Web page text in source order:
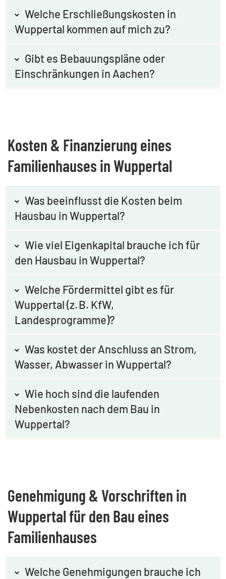
Welche Erschließungskosten in
Wuppertal kommen auf mich zu?
Gibt es Bebauungspläne oder
Einschränkungen in Aachen?
Kosten & Finanzierung eines
Familienhauses in Wuppertal
Was beeinflusst die Kosten beim
Hausbau in Wuppertal?
Wie viel Eigenkapital brauche ich für
den Hausbau in Wuppertal?
Welche Fördermittel gibt es für
Wuppertal (z. B. KfW,
Landesprogramme)?
Was kostet der Anschluss an Strom,
Wasser, Abwasser in Wuppertal?
Wie hoch sind die laufenden
Nebenkosten nach dem Bau in
Wuppertal?
Genehmigung & Vorschriften in
Wuppertal für den Bau eines
Familienhauses
Welche Genehmigungen brauche ich